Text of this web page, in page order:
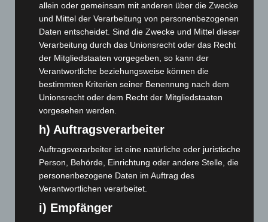
August 2026(14)
Juli 2026(73)
Juni 2026 (139)
Mai 2026(99)
April 2026(99)
(115)
Februar 2026(109)
Dezember 2025(103)
November 2025(114)
Oktober 2025(112)
September 2025(93)
allein oder gemeinsam mit anderen über die Zwecke
und Mittel der Verarbeitung von personenbezogenen
Daten entscheidet. Sind die Zwecke und Mittel dieser
Verarbeitung durch das Unionsrecht oder das Recht
der Mitgliedstaaten vorgegeben, so kann der
Verantwortliche beziehungsweise können die
bestimmten Kriterien seiner Benennung nach dem
Unionsrecht oder dem Recht der Mitgliedstaaten
vorgesehen werden.
h) Auftragsverarbeiter
Auftragsverarbeiter ist eine natürliche oder juristische
Person, Behörde, Einrichtung oder andere Stelle, die
personenbezogene Daten im Auftrag des
Verantwortlichen verarbeitet.
i) Empfänger